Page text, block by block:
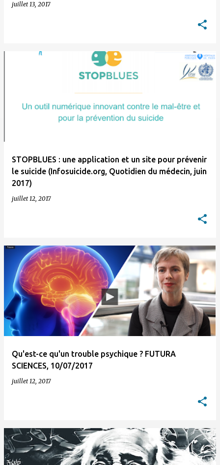
juillet 13, 2017
STOPBLUES : une application et un site pour prévenir
le suicide (Infosuicide.org, Quotidien du médecin, juin
2017)
juillet 12, 2017
Qu'est-ce qu'un trouble psychique ? FUTURA
SCIENCES, 10/07/2017
juillet 12, 2017